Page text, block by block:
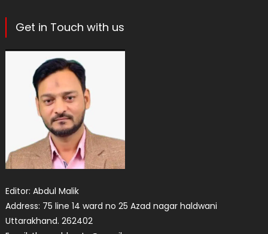
Get in Touch with us
Editor: Abdul Malik
Address: 75 line 14 ward no 25 Azad nagar haldwani
Uttarakhand. 262402